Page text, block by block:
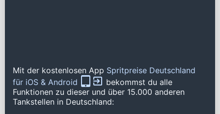
Mit der kostenlosen App Spritpreise Deutschland
für iOS & Android
bekommst du alle
Funktionen zu dieser und über 15.000 anderen
Tankstellen in Deutschland: